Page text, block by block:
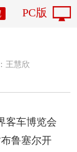
PC版
王慧欣
客车博览会
鲁塞尔开